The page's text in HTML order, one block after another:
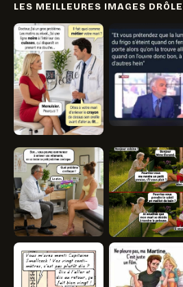
LES MEILLEURES IMAGES